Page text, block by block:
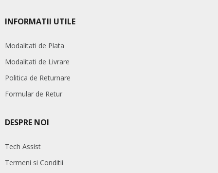
INFORMATII UTILE
Modalitati de Plata
Modalitati de Livrare
Politica de Returnare
Formular de Retur
DESPRE NOI
Tech Assist
Termeni si Conditii